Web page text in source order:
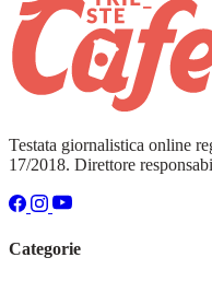
Testata giornalistica online
17/2018. Direttore
Categorie